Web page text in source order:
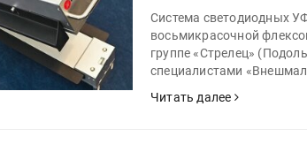
Система светодиодных
восьмикрасочной
группе «Стрелец»
специалистами
Читать далее
Росприроднадзор запускает
«Калькулятор утилизации»